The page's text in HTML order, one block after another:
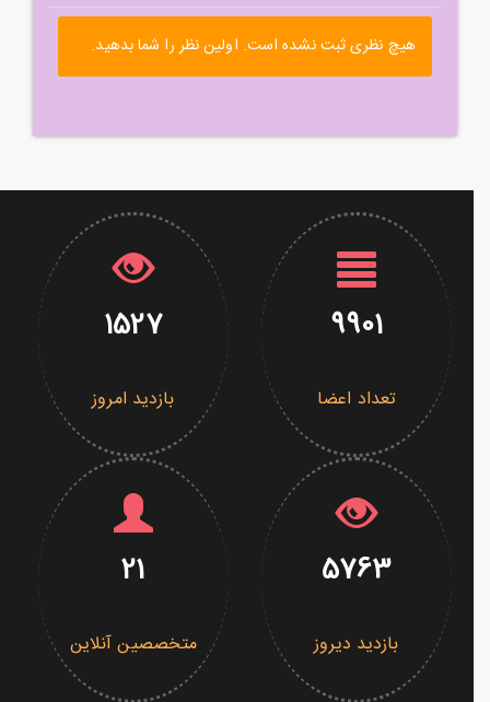
هیچ نظری ثبت نشده است. اولین نظر را شما بدهید.
9901
تعداد اعضا
1527
بازدید امروز
5763
بازدید دیروز
21
متخصصین آنلاین